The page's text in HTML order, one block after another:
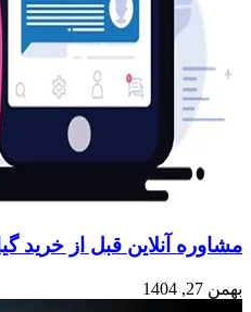
مشاوره آنلاین قبل از خرید
بهمن 27, 1404